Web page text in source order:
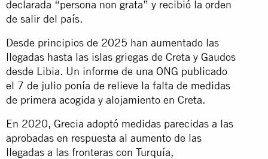
declarada “persona non grata” y recibió la orden
de salir del país.
Desde principios de 2025 han aumentado las
llegadas hasta las islas griegas de Creta y Gaudos
desde Libia. Un informe de una ONG publicado
el 7 de julio ponía de relieve la falta de medidas
de primera acogida y alojamiento en Creta.
En 2020, Grecia adoptó medidas parecidas a las
aprobadas en respuesta al aumento de las
llegadas a las fronteras con Turquía,